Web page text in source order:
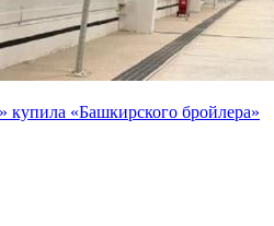
купила «Башкирского бройлера»